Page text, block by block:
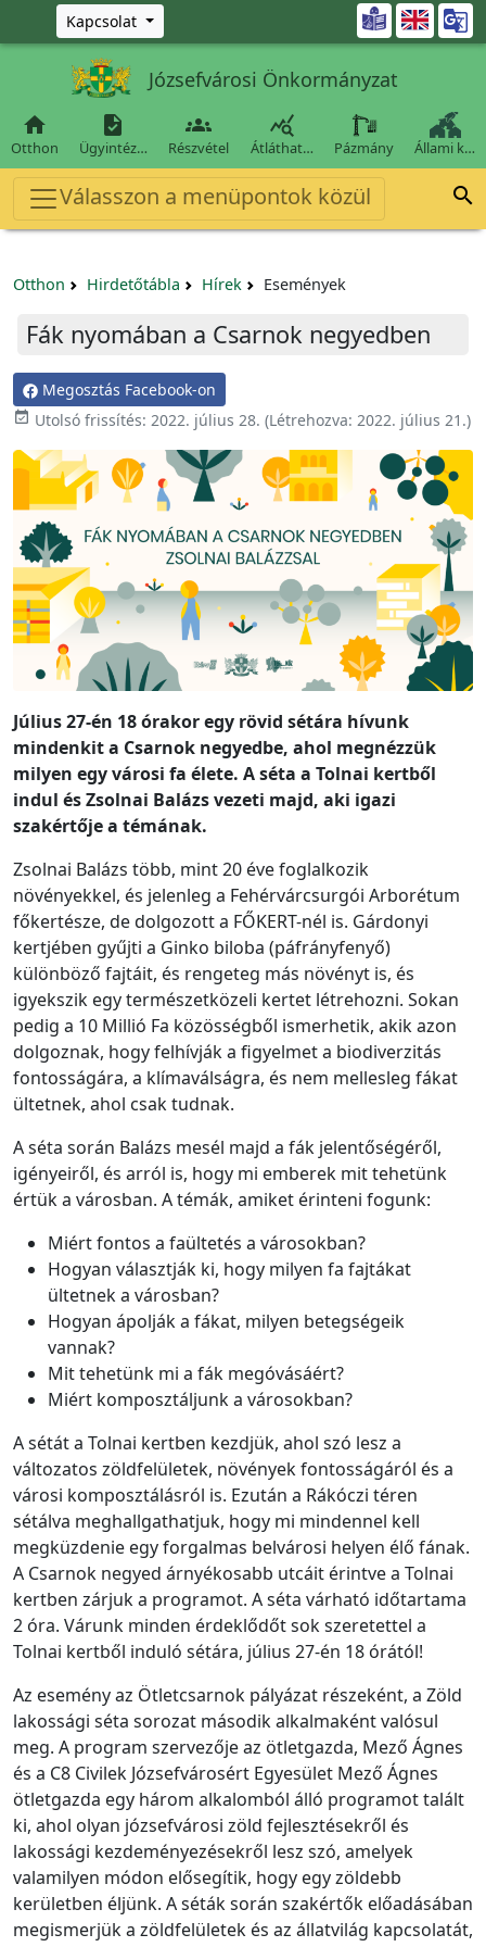
Ugrás a fő tartalomra
Kapcsolat 
Józsefvárosi Önkormányzat

Otthon

Ügyintéz…

Részvétel

Átláthat… Pázmány Állami k…
Válasszon a menüpontok közül 
Otthon Hirdetőtábla Hírek Események
Fák nyomában a Csarnok negyedben
Megosztás Facebook-on
 Utolsó frissítés: 2022. július 28. (Létrehozva: 2022. július 21.)
Július 27-én 18 órakor egy rövid sétára hívunk
mindenkit a Csarnok negyedbe, ahol megnézzük
milyen egy városi fa élete. A séta a Tolnai kertből
indul és Zsolnai Balázs vezeti majd, aki igazi
szakértője a témának.
Zsolnai Balázs több, mint 20 éve foglalkozik
növényekkel, és jelenleg a Fehérvárcsurgói Arborétum
főkertésze, de dolgozott a FŐKERT-nél is. Gárdonyi
kertjében gyűjti a Ginko biloba (páfrányfenyő)
különböző fajtáit, és rengeteg más növényt is, és
igyekszik egy természetközeli kertet létrehozni. Sokan
pedig a 10 Millió Fa közösségből ismerhetik, akik azon
dolgoznak, hogy felhívják a figyelmet a biodiverzitás
fontosságára, a klímaválságra, és nem mellesleg fákat
ültetnek, ahol csak tudnak.
A séta során Balázs mesél majd a fák jelentőségéről,
igényeiről, és arról is, hogy mi emberek mit tehetünk
értük a városban. A témák, amiket érinteni fogunk:
Miért fontos a faültetés a városokban?
Hogyan választják ki, hogy milyen fa fajtákat
ültetnek a városban?
Hogyan ápolják a fákat, milyen betegségeik
vannak?
Mit tehetünk mi a fák megóvásáért?
Miért komposztáljunk a városokban?
A sétát a Tolnai kertben kezdjük, ahol szó lesz a
változatos zöldfelületek, növények fontosságáról és a
városi komposztálásról is. Ezután a Rákóczi téren
sétálva meghallgathatjuk, hogy mi mindennel kell
megküzdenie egy forgalmas belvárosi helyen élő fának.
A Csarnok negyed árnyékosabb utcáit érintve a Tolnai
kertben zárjuk a programot. A séta várható időtartama
2 óra. Várunk minden érdeklődőt sok szeretettel a
Tolnai kertből induló sétára, július 27-én 18 órától!
Az esemény az Ötletcsarnok pályázat részeként, a Zöld
lakossági séta sorozat második alkalmaként valósul
meg. A program szervezője az ötletgazda, Mező Ágnes
és a C8 Civilek Józsefvárosért Egyesület Mező Ágnes
ötletgazda egy három alkalomból álló programot talált
ki, ahol olyan józsefvárosi zöld fejlesztésekről és
lakossági kezdeményezésekről lesz szó, amelyek
valamilyen módon elősegítik, hogy egy zöldebb
kerületben éljünk. A séták során szakértők előadásában
megismerjük a zöldfelületek és az állatvilág kapcsolatát,